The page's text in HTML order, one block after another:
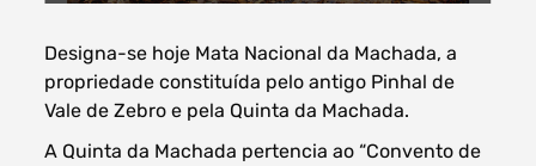
procurar
Designa-se hoje Mata Nacional da Machada, a
propriedade constituída pelo antigo Pinhal de
Vale de Zebro e pela Quinta da Machada.
A Quinta da Machada pertencia ao “Convento de